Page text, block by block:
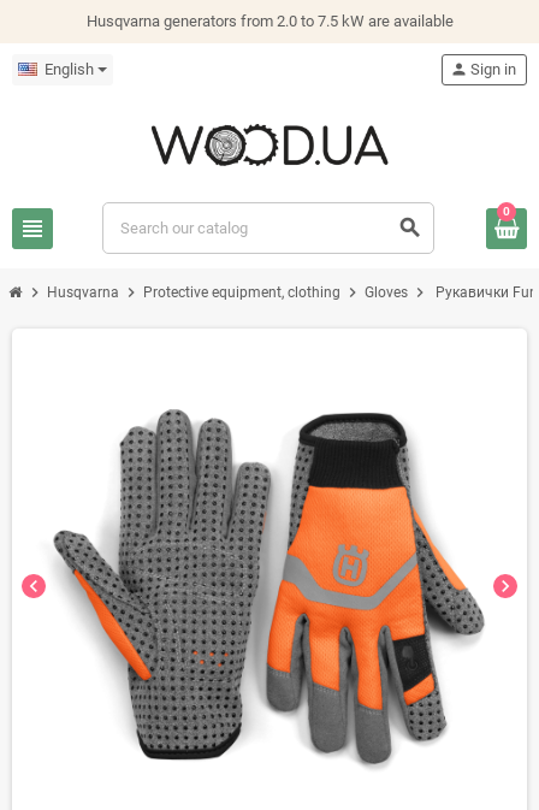
Husqvarna generators from 2.0 to 7.5 kW are available
English
view_headline search
person Sign in
0
chevron_right Husqvarna chevron_right Protective equipment, clothing chevron_right Gloves chevron_right Рукавички
chevron_left chevron_right